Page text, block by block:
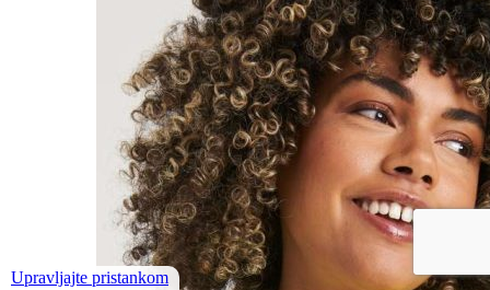
Upravljajte pristankom